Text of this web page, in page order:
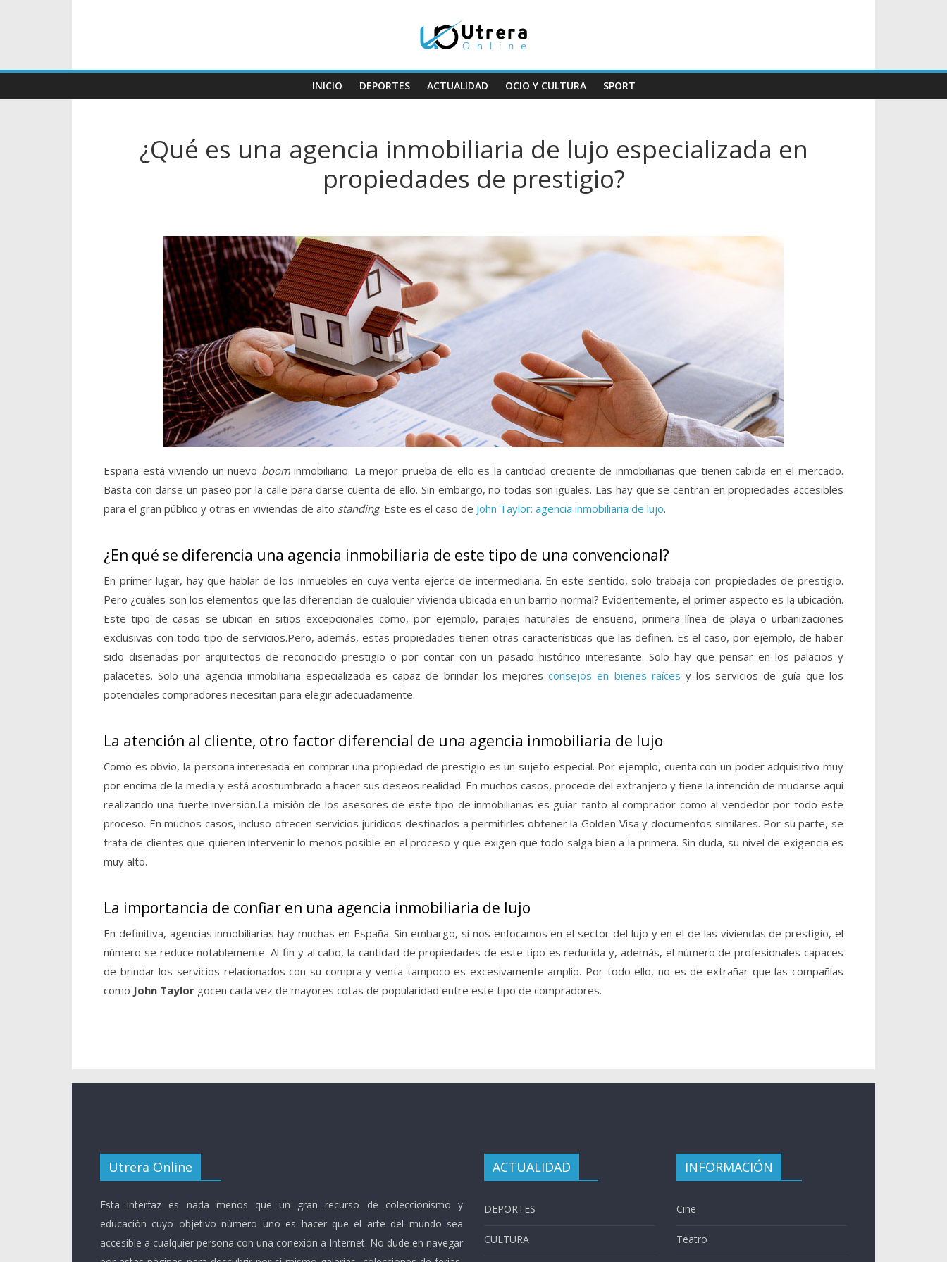
INICIO DEPORTES ACTUALIDAD OCIO Y CULTURA SPORT
¿Qué es una agencia inmobiliaria de lujo especializada en
propiedades de prestigio?
España está viviendo un nuevo boominmobiliario. La mejor prueba de ello es la cantidad creciente de inmobiliarias que tienen cabida en el mercado.
Basta con darse un paseo por la calle para darse cuenta de ello. Sin embargo, no todas son iguales. Las hay que se centran en propiedades accesibles
para el gran público y otras en viviendas de alto standing. Este es el caso de John Taylor: agencia inmobiliaria de lujo.
¿En qué se diferencia una agencia inmobiliaria de este tipo de una convencional?
En primer lugar, hay que hablar de los inmuebles en cuya venta ejerce de intermediaria. En este sentido, solo trabaja con propiedades de prestigio.
Pero ¿cuáles son los elementos que las diferencian de cualquier vivienda ubicada en un barrio normal? Evidentemente, el primer aspecto es la ubicación.
Este tipo de casas se ubican en sitios excepcionales como, por ejemplo, parajes naturales de ensueño, primera línea de playa o urbanizaciones
exclusivas con todo tipo de servicios.Pero, además, estas propiedades tienen otras características que las definen. Es el caso, por ejemplo, de haber
sido diseñadas por arquitectos de reconocido prestigio o por contar con un pasado histórico interesante. Solo hay que pensar en los palacios y
palacetes. Solo una agencia inmobiliaria especializada es capaz de brindar los mejoresconsejos en bienes raíces y los servicios de guía que los
potenciales compradores necesitan para elegir adecuadamente.
La atención al cliente, otro factor diferencial de una agencia inmobiliaria de lujo
Como es obvio, la persona interesada en comprar una propiedad de prestigio es un sujeto especial. Por ejemplo, cuenta con un poder adquisitivo muy
por encima de la media y está acostumbrado a hacer sus deseos realidad. En muchos casos, procede del extranjero y tiene la intención de mudarse aquí
realizando una fuerte inversión.La misión de los asesores de este tipo de inmobiliarias es guiar tanto al comprador como al vendedor por todo este
proceso. En muchos casos, incluso ofrecen servicios jurídicos destinados a permitirles obtener la Golden Visa y documentos similares. Por su parte, se
trata de clientes que quieren intervenir lo menos posible en el proceso y que exigen que todo salga bien a la primera. Sin duda, su nivel de exigencia es
muy alto.
La importancia de confiar en una agencia inmobiliaria de lujo
En definitiva, agencias inmobiliarias hay muchas en España. Sin embargo, si nos enfocamos en el sector del lujo y en el de las viviendas de prestigio, el
número se reduce notablemente. Al fin y al cabo, la cantidad de propiedades de este tipo es reducida y, además, el número de profesionales capaces
de brindar los servicios relacionados con su compra y venta tampoco es excesivamente amplio. Por todo ello, no es de extrañar que las compañías
como John Taylor gocen cada vez de mayores cotas de popularidad entre este tipo de compradores.
Utrera Online
Esta interfaz es nada menos que un gran recurso de coleccionismo y
educación cuyo objetivo número uno es hacer que el arte del mundo sea
accesible a cualquier persona con una conexión a Internet. No dude en navegar
ACTUALIDAD
DEPORTES
CULTURA
INFORMACIÓN
Cine
Teatro